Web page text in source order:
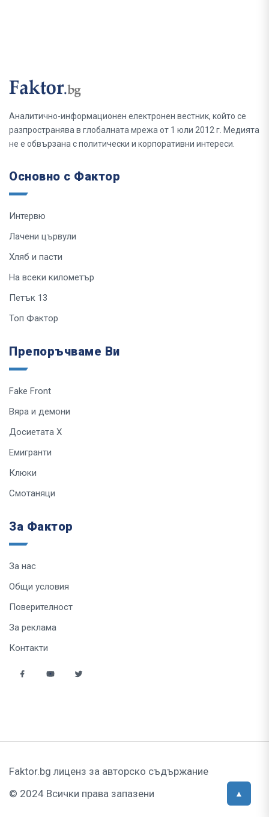
Аналитично-информационен електронен вестник, който се
разпространява в глобалната мрежа от 1 юли 2012 г. Медията
не е обвързана с политически и корпоративни интереси.
Основно с Фактор
Интервю
Лачени цървули
Хляб и пасти
На всеки километър
Петък 13
Топ Фактор
Препоръчваме Ви
Fake Front
Вяра и демони
Досиетата Х
Емигранти
Клюки
Смотаняци
За Фактор
За нас
Общи условия
Поверителност
За реклама
Контакти
Faktor.bg лиценз за авторско съдържание
© 2024 Всички права запазени